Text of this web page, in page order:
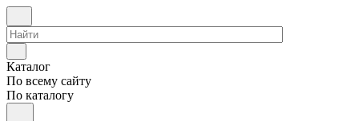
Каталог
По всему сайту
По каталогу